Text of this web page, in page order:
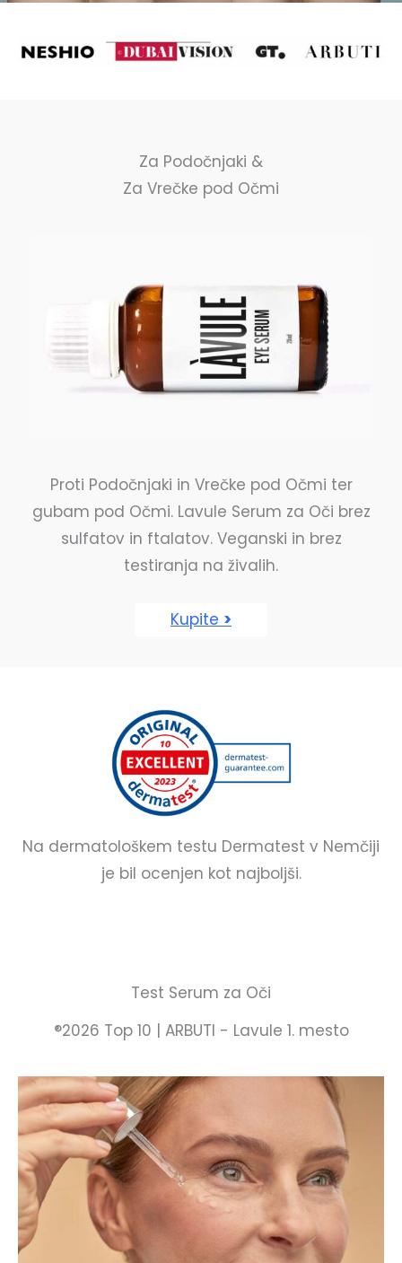
Za Podočnjaki &
Za Vrečke pod Očmi
Proti Podočnjaki in Vrečke pod Očmi ter
gubam pod Očmi. Lavule Serum za Oči brez
sulfatov in ftalatov. Veganski in brez
testiranja na živalih.
Kupite >
Na dermatološkem testu Dermatest v Nemčiji
je bil ocenjen kot najboljši.
Test Serum za Oči
®2026 Top 10 | ARBUTI - Lavule 1. mesto